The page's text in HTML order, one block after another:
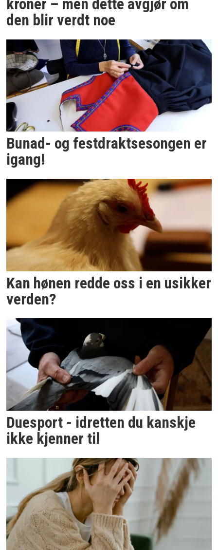
kroner – men dette avgjør om
den blir verdt noe
Bunad- og festdraktsesongen er
igang!
Kan hønen redde oss i en usikker
verden?
Duesport - idretten du kanskje
ikke kjenner til